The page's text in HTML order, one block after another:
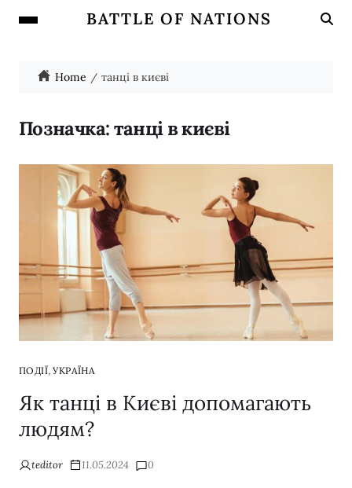
BATTLE OF NATIONS
Home танці в києві
Позначка:танці в києві
ПОДІЇ,УКРАЇНА
Як танці в Києві допомагають
людям?
teditor 11.05.2024 0